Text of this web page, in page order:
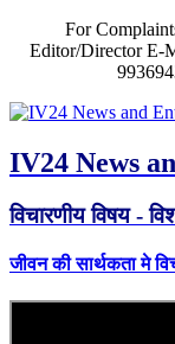
For
Editor/Director E-
IV24 News
विचारणीय विषय -
जीवन की सार्थकता मे